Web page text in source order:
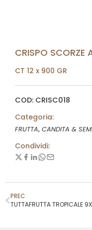
CRISPO SCORZE
CT 12 x 900 GR
COD: CRISC018
Categoria:
FRUTTA, CANDITA &
Condividi:
PREC
TUTTAFRUTTA TROPICALE